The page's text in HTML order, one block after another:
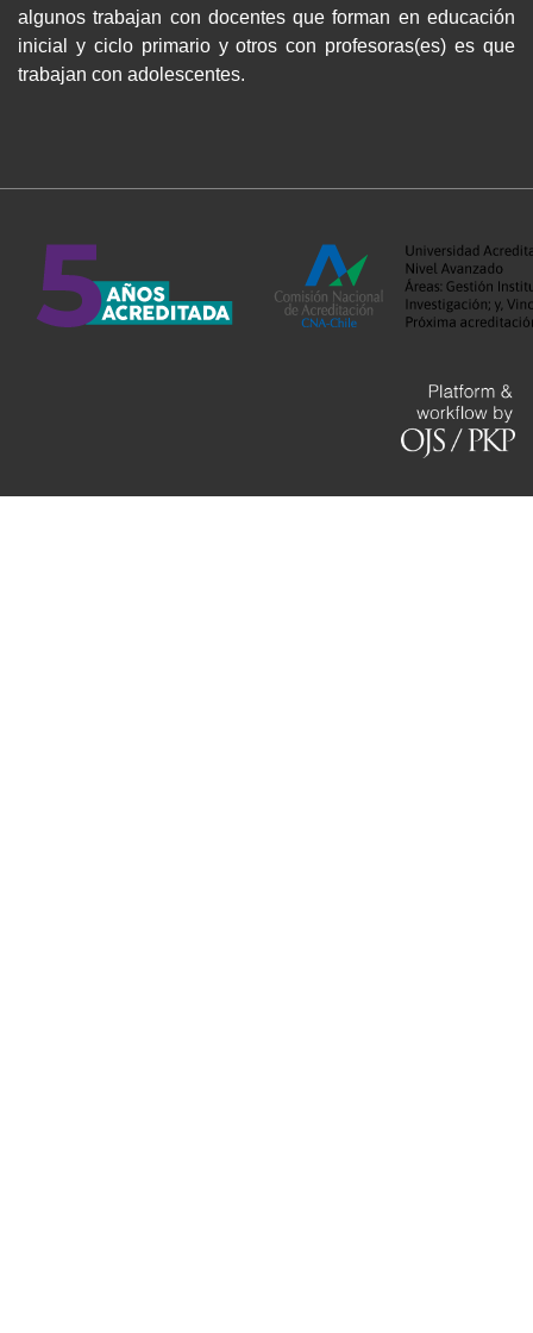
algunos trabajan con docentes que forman en educación
inicial y ciclo primario y otros con profesoras(es) es que
trabajan con adolescentes.